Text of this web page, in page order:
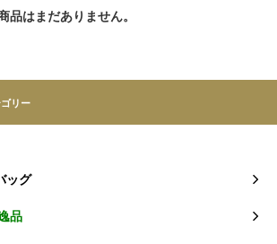
品はまだありません。
リー
ッグ
品